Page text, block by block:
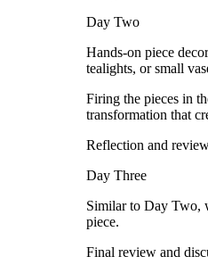
Day Two
Hands-on piece
tealights, or small
Firing the pieces in
transformation that
Reflection and
Day Three
Similar to Day Two,
piece.
Final review and